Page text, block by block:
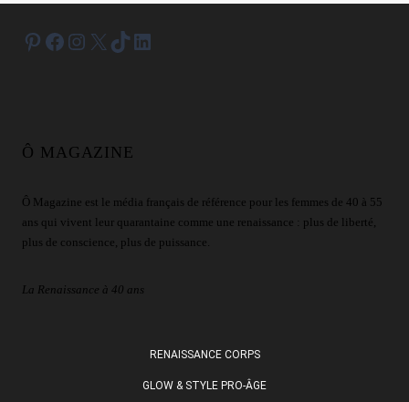
Pinterest
Facebook
Instagram
X TikTokLinkedIn
Ô MAGAZINE
Ô Magazine est le média français de référence pour les femmes de 40 à 55
ans qui vivent leur quarantaine comme une renaissance : plus de liberté,
plus de conscience, plus de puissance.
La Renaissance à 40 ans
RENAISSANCE CORPS
GLOW & STYLE PRO-ÂGE